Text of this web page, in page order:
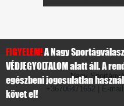
Nagy
+36706471652 | E-
FIGYELEM!A Nagy
VÉDJEGYOLTALOM alatt áll. A
egészbeni jogosulatlan
követ el!